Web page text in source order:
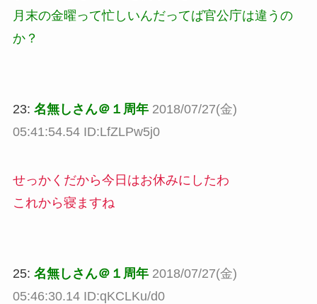
月末の金曜って忙しいんだってば官公庁は違うの
か？
23: 名無しさん＠１周年 2018/07/27(金)
05:41:54.54 ID:LfZLPw5j0
せっかくだから今日はお休みにしたわ
これから寝ますね
25: 名無しさん＠１周年 2018/07/27(金)
05:46:30.14 ID:qKCLKu/d0